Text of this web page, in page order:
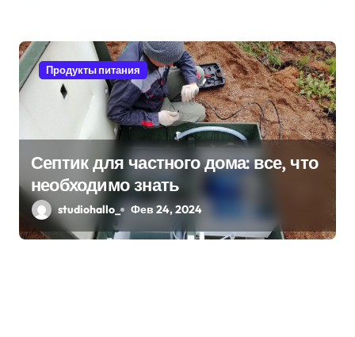
Продукты питания
Септик для частного дома: все, что
необходимо знать
studiohallo_ Фев 24, 2024